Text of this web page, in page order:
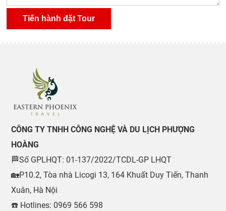
CÔNG TY TNHH CÔNG NGHỆ VÀ DU LỊCH PHƯỢNG
HOÀNG
🏁Số GPLHQT: 01-137/2022/TCDL-GP LHQT
🏡P10.2, Tòa nhà Licogi 13, 164 Khuất Duy Tiến, Thanh
Xuân, Hà Nội
☎️ Hotlines: 0969 566 598